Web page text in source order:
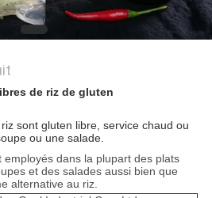
de riz de gluten
sont gluten libre, service chaud ou
ou une salade.
employés dans la plupart des plats
et des salades aussi bien que
alternative au riz.